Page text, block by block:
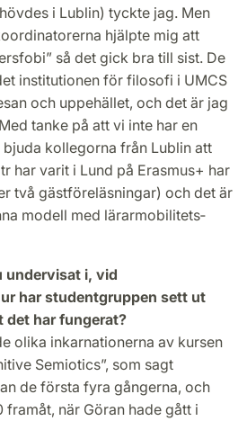
i Lublin) tyckte jag. Men
hjälpte mig att
så det gick bra till sist. De
institutionen för filosofi i UMCS
och uppehället, och det är jag
tanke på att vi inte har en
kollegorna från Lublin att
har varit i Lund på Erasmus+ har
två gäst­föreläsningar) och det är
modell med lärar­mobilitets­
undervisat i, vid
har student­gruppen sett ut
det har fungerat?
olika inkarnationerna av kursen
Semiotics”, som sagt
de första fyra gångerna, och
när Göran hade gått i